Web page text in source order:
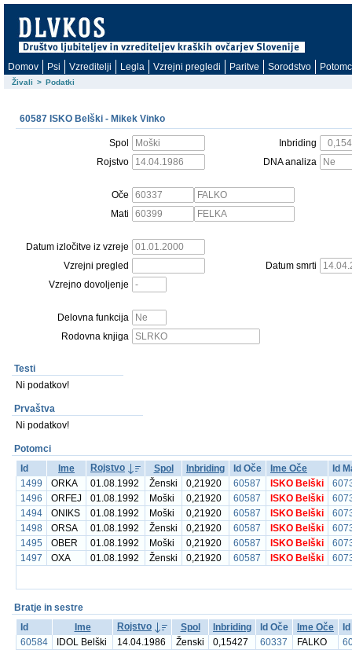
Domov Psi Vzreditelji Legla Vzrejni pregledi Paritve Sorodstvo
Živali > Podatki
60587 ISKO Belški - Mikek Vinko
Spol
Inbriding
Rojstvo
DNA analiza
Oče
Mati
Datum izločitve iz vzreje
Vzrejni pregled
Datum smrti
Vzrejno dovoljenje
Delovna funkcija
Rodovna knjiga
Testi
Ni podatkov!
Prvaštva
Ni podatkov!
Potomci
Id
Ime Rojstvo Spol Inbriding Id Oče Ime Oče
Id
1499
ORKA 01.08.1992 Ženski 0,21920 60587 ISKO Belški
1496
ORFEJ 01.08.1992 Moški 0,21920 60587 ISKO Belški
1494
ONIKS 01.08.1992 Moški 0,21920 60587 ISKO Belški
1498
ORSA 01.08.1992 Ženski 0,21920 60587 ISKO Belški
1495
OBER 01.08.1992 Moški 0,21920 60587 ISKO Belški
1497
OXA 01.08.1992 Ženski 0,21920 60587 ISKO Belški
Bratje in sestre
Id
Ime Rojstvo Spol Inbriding Id Oče Ime Oče
60584
IDOL Belški 14.04.1986 Ženski 0,15427 60337 FALKO